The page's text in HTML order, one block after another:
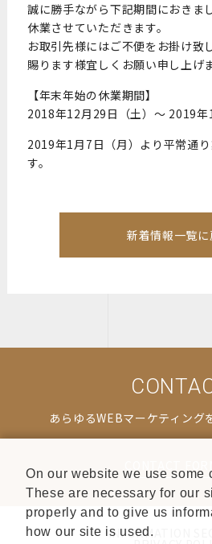
誠に勝手ながら下記期間におきま
休業させていただきます。
お取引先様にはご不便をお掛け致
賜ります様宜しくお願い申し上げま
【年末年始の休業期間】
2018年12月29日（土）～ 2019年
2019年1月7日（月）より平常通
す。
新着情報一覧に
あらゆるWEBマーケティング
INFORMATION
On our website we use some
These are necessary for our
properly and to give us
how our site is used.